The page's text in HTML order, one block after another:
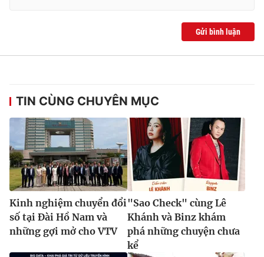
Gửi bình luận
TIN CÙNG CHUYÊN MỤC
Kinh nghiệm chuyển đổi
số tại Đài Hồ Nam và
những gợi mở cho VTV
"Sao Check" cùng Lê
Khánh và Binz khám
phá những chuyện chưa
kể